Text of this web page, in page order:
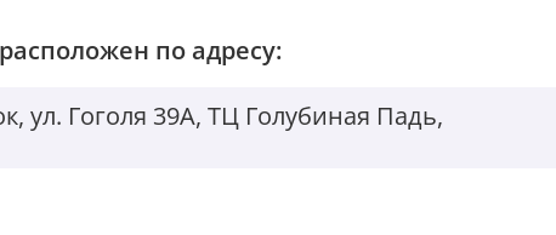
по адресу:
ул. Гоголя 39А, ТЦ Голубиная Падь,